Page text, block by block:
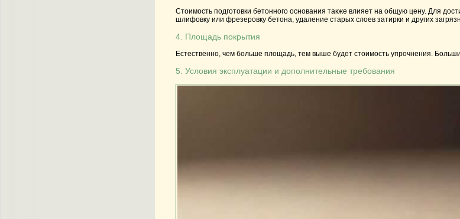
Стоимость подготовки бетонного основания также влияет на общую цену. Для
шлифовку или фрезеровку бетона, удаление старых слоев затирки и других
4. Площадь покрытия
Естественно, чем больше площадь, тем выше будет стоимость упрочнения.
5. Условия эксплуатации и дополнительные требования